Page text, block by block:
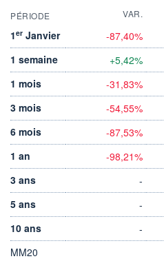
PÉRIODE VAR.
1er Janvier -87,40%
1 semaine
+5,42%
1 mois
-31,83%
3 mois
-54,55%
6 mois
-87,53%
1 an
-98,21%
3 ans
-
5 ans
-
10 ans
-
MM20